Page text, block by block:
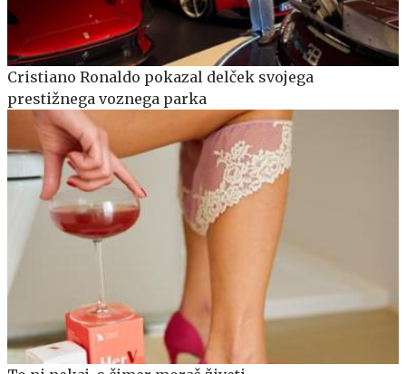
Cristiano Ronaldo pokazal delček svojega
prestižnega voznega parka